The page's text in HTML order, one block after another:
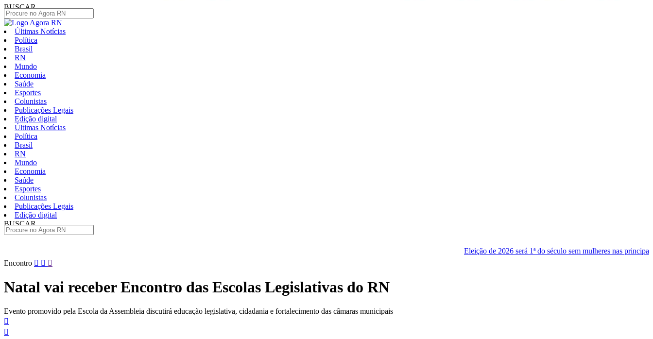
BUSCAR
Últimas Notícias
Política
Brasil
RN
Mundo
Economia
Saúde
Esportes
Colunistas
Publicações Legais
Edição digital
Últimas Notícias
Política
Brasil
RN
Mundo
Economia
Saúde
Esportes
Colunistas
Publicações Legais
Edição digital
BUSCAR
Eleição de 2026 será 1ª do século sem mulheres nas principais chapas
Pular
conteúdo
Encontro
Natal vai receber Encontro das Escolas Legislativas do RN
Evento promovido pela Escola da Assembleia discutirá educação legislativa, cidadania e fortalecimento das câmaras municipais